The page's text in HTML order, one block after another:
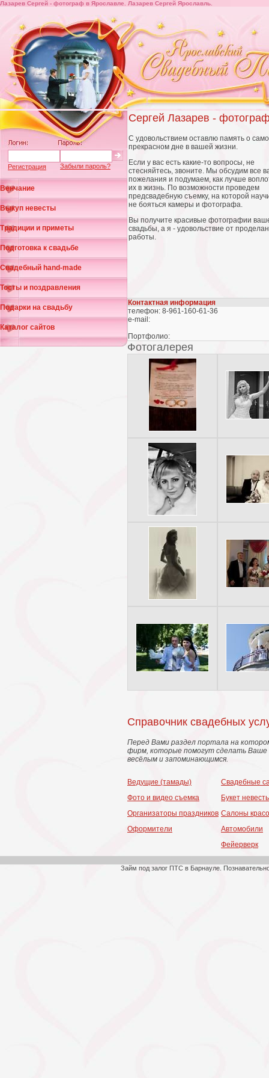
Лазарев Сергей - фотограф в Ярославле. Лазарев Сергей Ярославль.
Регистрация Забыли пароль?
Венчание
Выкуп невесты
Традиции и приметы
Подготовка к свадьбе
Свадебный hand-made
Тосты и поздравления
Подарки на свадьбу
Каталог сайтов
Сергей Лазарев -
С удовольствием оставлю память о
прекрасном дне в вашей жизни.
Если у вас есть какие-то вопросы, не
стесняйтесь, звоните. Мы обсудим все
пожелания и подумаем, как лучше
их в жизнь. По возможности проведем
предсвадебную съемку, на которой
не бояться камеры и фотографа.
Вы получите красивые фотографии
свадьбы, а я - удовольствие от
работы.
Контактная информация
телефон: 8-961-160-61-36
e-mail:
Портфолио:
Фотогалерея
Справочник свадебных
Перед Вами раздел портала на
фирм, которые помогут сделать Ваше
весёлым и запоминающимся.
Ведущие (тамады)
Фото и видео съемка
Организаторы праздников
Оформители
Свадебные
Букет
Салоны
Автомобили
Фейерверк
Займ под залог ПТС в Барнауле.